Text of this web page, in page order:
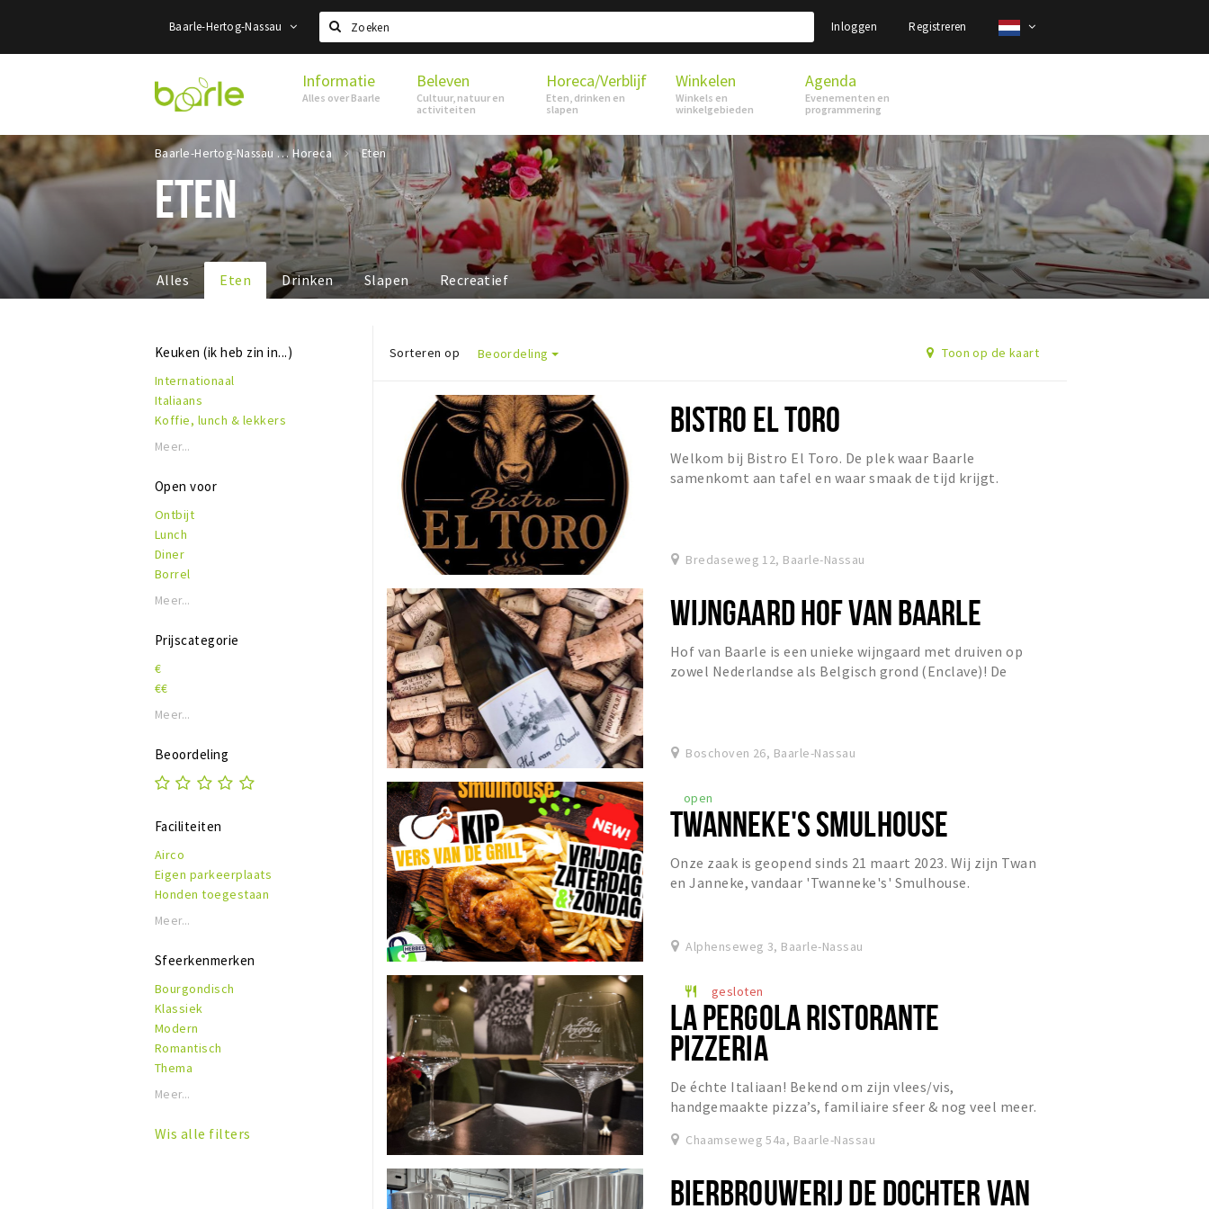
Baarle-Hertog-Nassau
Zoeken
Inloggen Registreren
Visit
Baarle
Informatie
Alles over Baarle
Beleven
Cultuur, natuur en
activiteiten
Horeca/Verblijf
Eten, drinken en
slapen
Winkelen
Winkels en
winkelgebieden
Agenda
Evenementen en
programmering
Baarle-Hertog-Nassau Horeca Eten
ETEN
Alles Eten Drinken Slapen Recreatief
Keuken (ik heb zin in...)
Internationaal
Italiaans
Koffie, lunch & lekkers
Meer...
Open voor
Ontbijt
Lunch
Diner
Borrel
Meer...
Prijscategorie
€
€€
Meer...
Beoordeling
Faciliteiten
Airco
Eigen parkeerplaats
Honden toegestaan
Rolstoeltoegankelijk
Kindvriendelijk
Terras of binnentuin
WiFi
Meer...
Sfeerkenmerken
Bourgondisch
Klassiek
Modern
Romantisch
Thema
Meer...
Wis alle filters
Sorteren op Beoordeling Toon op de kaart
BISTRO EL TORO
Welkom bij Bistro El Toro. De plek waar Baarle
samenkomt aan tafel en waar smaak de tijd krijgt.
Bredaseweg 12, Baarle-Nassau
WIJNGAARD HOF VAN BAARLE
Hof van Baarle is een unieke wijngaard met druiven op
zowel Nederlandse als Belgisch grond (Enclave)! De
Boschoven 26, Baarle-Nassau
open
TWANNEKE'S SMULHOUSE
Onze zaak is geopend sinds 21 maart 2023. Wij zijn Twan
en Janneke, vandaar 'Twanneke's' Smulhouse.
Alphenseweg 3, Baarle-Nassau
restaurant gesloten
LA PERGOLA RISTORANTE
PIZZERIA
De échte Italiaan! Bekend om zijn vlees/vis,
handgemaakte pizza’s, familiaire sfeer & nog veel meer.
Chaamseweg 54a, Baarle-Nassau
BIERBROUWERIJ DE DOCHTER VAN